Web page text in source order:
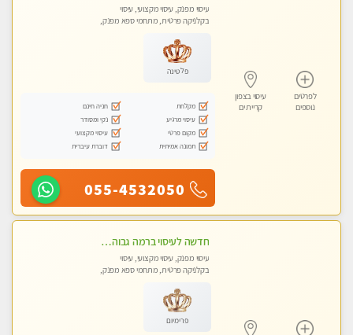
לפרטים
נוספים
עיסוי בצפון
קריית ים
עיסוי מפנק, עיסוי מקצועי, עיסוי
בקלניקה פרטית, מתחמי ספא מפנק,
פלטינה
מקלחת
חניה חינם
עיסוי מרגיע
נקי ומסודר
מקום פרטי
עיסוי מקצועי
תמונה אמיתית
דוברת עיברית
055-4532050
חדשה לעיסוי ברמה גבוהה VIP תתקשר .....בקרית אתא ללא מין !
עיסוי מפנק, עיסוי מקצועי, עיסוי
בקלניקה פרטית, מתחמי ספא מפנק,
פרימיום